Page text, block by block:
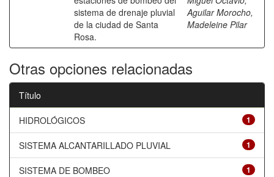
sistema de drenaje pluvial
de la ciudad de Santa
Rosa.
Aguilar Morocho,
Madeleine Pilar
Otras opciones relacionadas
Título
1
HIDROLÓGICOS
1
SISTEMA ALCANTARILLADO PLUVIAL
1
SISTEMA DE BOMBEO